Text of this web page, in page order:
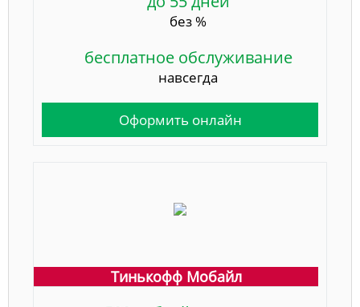
без %
бесплатное обслуживание
навсегда
Оформить онлайн
Тинькофф Мобайл